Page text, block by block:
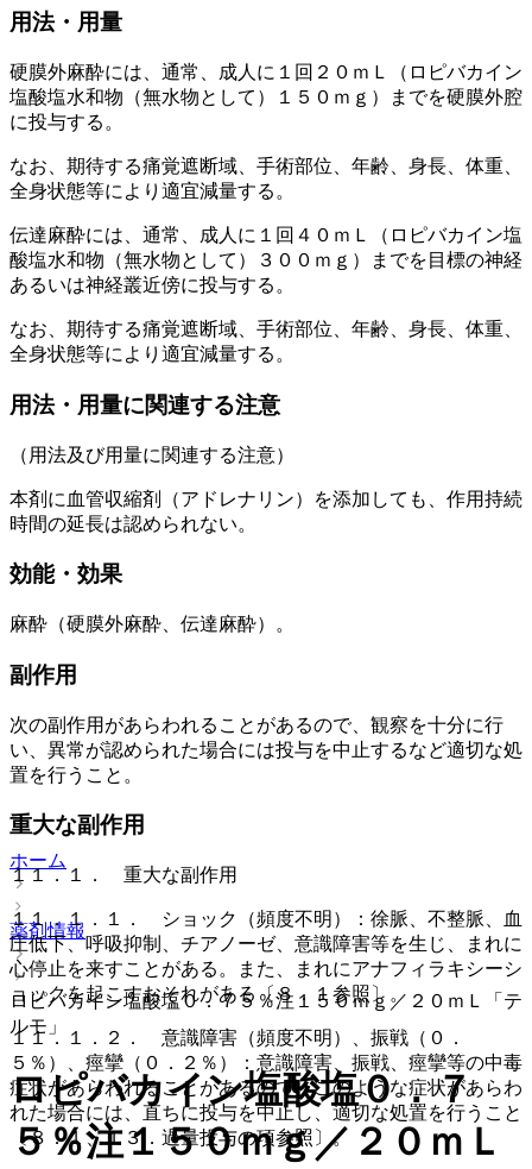
用法・用量
硬膜外麻酔には、通常、成人に１回２０ｍＬ（ロピバカイン
塩酸塩水和物（無水物として）１５０ｍｇ）までを硬膜外腔
に投与する。
なお、期待する痛覚遮断域、手術部位、年齢、身長、体重、
全身状態等により適宜減量する。
伝達麻酔には、通常、成人に１回４０ｍＬ（ロピバカイン塩
酸塩水和物（無水物として）３００ｍｇ）までを目標の神経
あるいは神経叢近傍に投与する。
なお、期待する痛覚遮断域、手術部位、年齢、身長、体重、
全身状態等により適宜減量する。
用法・用量に関連する注意
（用法及び用量に関連する注意）
本剤に血管収縮剤（アドレナリン）を添加しても、作用持続
時間の延長は認められない。
効能・効果
麻酔（硬膜外麻酔、伝達麻酔）。
副作用
次の副作用があらわれることがあるので、観察を十分に行
い、異常が認められた場合には投与を中止するなど適切な処
置を行うこと。
重大な副作用
１１．１． 重大な副作用
１１．１．１． ショック（頻度不明）：徐脈、不整脈、血
圧低下、呼吸抑制、チアノーゼ、意識障害等を生じ、まれに
心停止を来すことがある。また、まれにアナフィラキシーシ
ョックを起こすおそれがある〔８．１参照〕。
１１．１．２． 意識障害（頻度不明）、振戦（０．
５％）、痙攣（０．２％）：意識障害、振戦、痙攣等の中毒
症状があらわれることがあるので、このような症状があらわ
れた場合には、直ちに投与を中止し、適切な処置を行うこと
〔８．１、１３．過量投与の項参照〕。
ホーム
薬剤情報
ロピバカイン塩酸塩０．７５％注１５０ｍｇ／２０ｍＬ「テ
ルモ」
ロピバカイン塩酸塩０．７
５％注１５０ｍｇ／２０ｍＬ